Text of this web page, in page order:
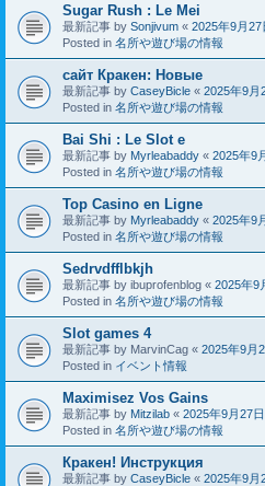
Sugar Rush : Le Mei
最新記事 by Sonjivum « 2025年9月
Posted in 名所や遊び場の情報
сайт Кракен: Новые
最新記事 by CaseyBicle « 2025年9月
Posted in 名所や遊び場の情報
Bai Shi : Le Slot e
最新記事 by Myrleabaddy « 2025年9
Posted in 名所や遊び場の情報
Top Casino en Ligne
最新記事 by Myrleabaddy « 2025年9
Posted in 名所や遊び場の情報
Sedrvdfflbkjh
最新記事 by ibuprofenblog « 2025年9
Posted in 名所や遊び場の情報
Slot games 4
最新記事 by MarvinCag « 2025年9月
Posted in イベント情報
Maximisez Vos Gains
最新記事 by Mitzilab « 2025年9月27
Posted in 名所や遊び場の情報
Кракен! Инструкция
最新記事 by CaseyBicle « 2025年9月